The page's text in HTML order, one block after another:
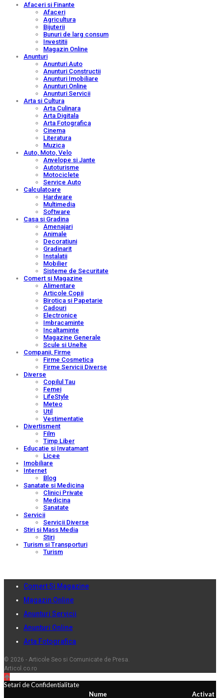
Afaceri si Finante
Afaceri
Agricultura
Bijuterii
Bunuri de larg consum
Investitii
Magazin Online
Anunturi
Anunturi Auto
Anunturi Constructii
Anunturi Imobiliare
Anunturi Online
Anunturi Servicii
Arta si Cultura
Arta Culinara
Arta Digitala
Arta Fotografica
Cinema
Literatura
Muzica
Auto, Moto, Velo
Anvelope si Jante
Autoturisme
Motociclete
Service Auto
Calculatoare
Hardware
Multimedia
Software
Casa si Gradina
Amenajari
Animale
Decoratiuni
Gradinarit
Instalatii
Mobilier
Sisteme de Securitate
Comert si Magazine
Alimentare
Articole Copii
Birotica si Papetarie
Cadouri
Electronice
Imbracaminte
Incaltaminte
Magazine Generale
Scule si Unelte
Companii, Firme
Firme Cosmetica
Firme Servicii Diverse
Diverse
Copilul Tau
Femei
LifeStyle
Meteo
Util
Vestimentatie
Divertisment
Film
Timp Liber
Educatie si Invatamant
Licee
Imobiliare
Internet
Blog
Sanatate si Medicina
Clinici Private
Medicina
Sanatate
Servicii
Servicii Diverse
Stiri si Mass Media
Stiri
Turism si Transporturi
Turism
Comert Si Magazine
Magazin Online
Anunturi Servicii
Anunturi Online
Arta Fotografica
© 2026 - Articole Seo si Comunicate de Presa.
Articol.co.ro
Setari de Confidentialitate
Nume
Activat